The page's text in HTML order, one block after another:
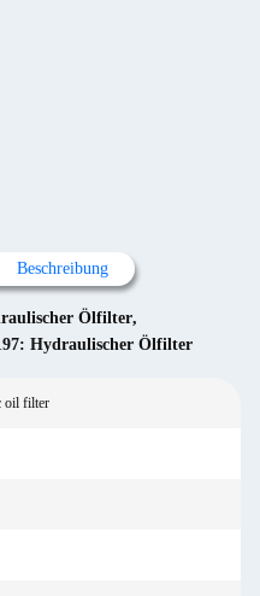
Beschreibung
Ölfilter,
Hydraulischer Ölfilter
oil filter